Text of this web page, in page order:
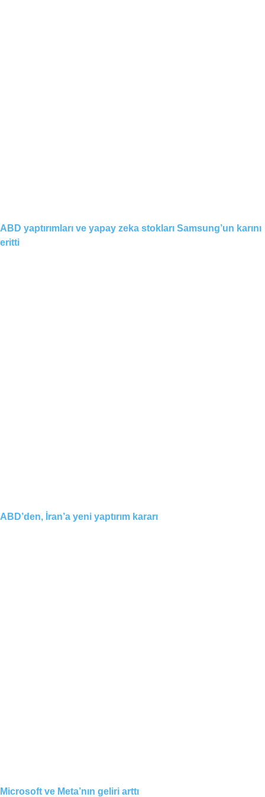
ABD yaptırımları ve yapay zeka stokları Samsung’un karını
eritti
ABD’den, İran’a yeni yaptırım kararı
Microsoft ve Meta’nın geliri arttı